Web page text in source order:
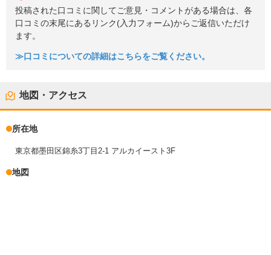
投稿された口コミに関してご意見・コメントがある場合は、各
口コミの末尾にあるリンク(入力フォーム)からご返信いただけ
ます。
≫口コミについての詳細はこちらをご覧ください。
地図・アクセス
所在地
東京都墨田区錦糸3丁目2-1 アルカイースト3F
地図